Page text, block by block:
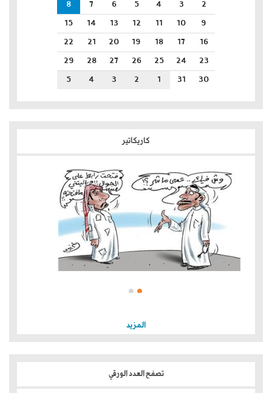
2
3
4
5
6
7
8
9
10
11
12
13
14
15
16
17
18
19
20
21
22
23
24
25
26
27
28
29
30
31
1
2
3
4
5
كاريكاتير
المزيد
تصفح العدد الورقي